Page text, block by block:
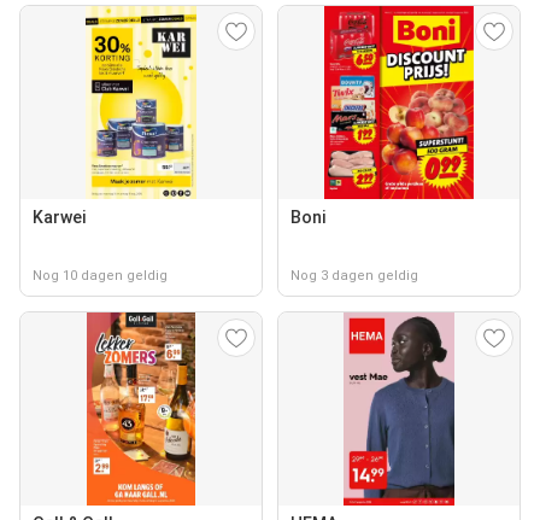
Karwei
Nog 10 dagen geldig
Boni
Nog 3 dagen geldig